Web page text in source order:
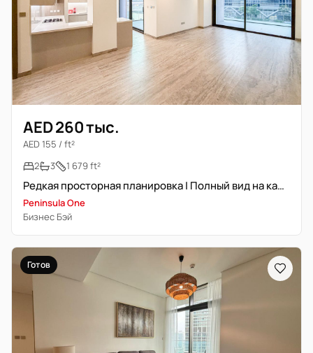
AED 260 тыс.
AED 155 / ft²
2
3 1 679 ft²
Редкая просторная планировка | Полный вид на канал | Готово к заселению
Peninsula One
Бизнес Бэй
Готов